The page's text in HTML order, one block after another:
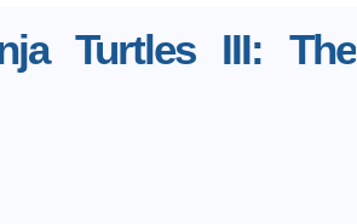
Turtles III: The